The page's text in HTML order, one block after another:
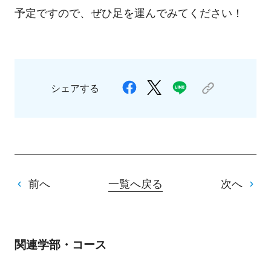
予定ですので、ぜひ足を運んでみてください！
シェアする
前へ 一覧へ戻る 次へ
関連学部・コース